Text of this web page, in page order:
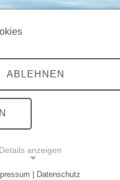
CHRONIK 2019
Neue
Erstmals seit langem
ABLEHNEN
Details anzeigen
| Datenschutz